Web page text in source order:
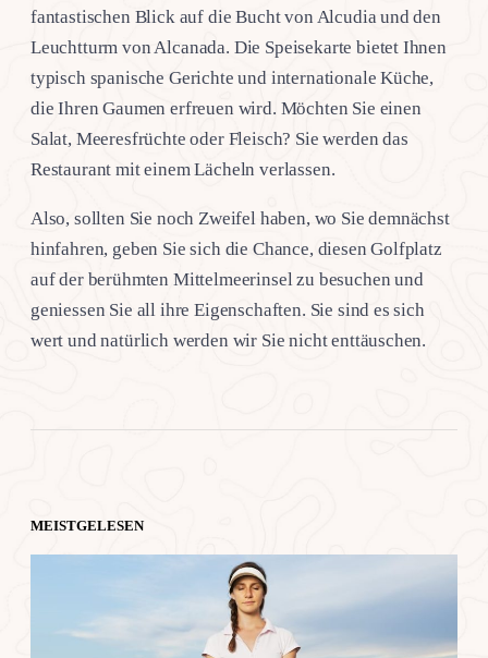
fantastischen Blick auf die Bucht von Alcudia und den
Leuchtturm von Alcanada. Die Speisekarte bietet Ihnen
typisch spanische Gerichte und internationale Küche,
die Ihren Gaumen erfreuen wird. Möchten Sie einen
Salat, Meeresfrüchte oder Fleisch? Sie werden das
Restaurant mit einem Lächeln verlassen.
Also, sollten Sie noch Zweifel haben, wo Sie demnächst
hinfahren, geben Sie sich die Chance, diesen Golfplatz
auf der berühmten Mittelmeerinsel zu besuchen und
geniessen Sie all ihre Eigenschaften. Sie sind es sich
wert und natürlich werden wir Sie nicht enttäuschen.
MEISTGELESEN